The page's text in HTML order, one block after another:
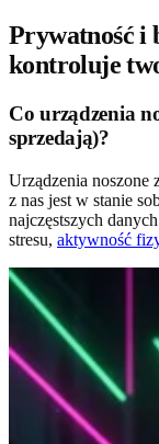
Prywatność i
kontroluje
Co urządzenia
sprzedają)?
Urządzenia noszone
z nas jest w stanie
najczęstszych
stresu, aktywność